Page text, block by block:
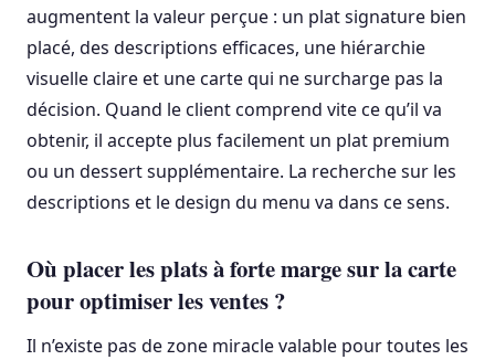
augmentent la valeur perçue : un plat signature bien
placé, des descriptions efficaces, une hiérarchie
visuelle claire et une carte qui ne surcharge pas la
décision. Quand le client comprend vite ce qu’il va
obtenir, il accepte plus facilement un plat premium
ou un dessert supplémentaire. La recherche sur les
descriptions et le design du menu va dans ce sens.
Où placer les plats à forte marge sur la carte
pour optimiser les ventes ?
Il n’existe pas de zone miracle valable pour toutes les